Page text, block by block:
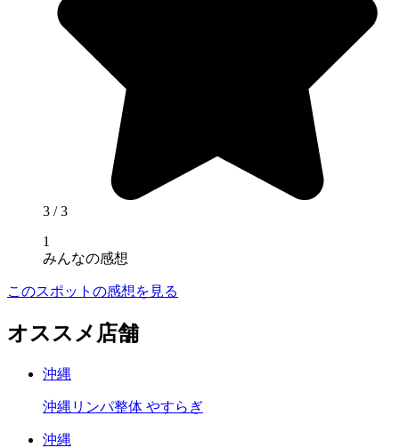
3 / 3
1
みんなの感想
このスポットの感想を見る
オススメ店舗
沖縄
沖縄リンパ整体 やすらぎ
沖縄